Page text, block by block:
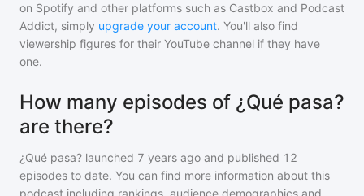
on Spotify and other platforms such as Castbox and Podcast
Addict, simply upgrade your account. You'll also find
viewership figures for their YouTube channel if they have
one.
How many episodes of ¿Qué pasa?
are there?
¿Qué pasa? launched 7 years ago and published 12
episodes to date. You can find more information about this
podcast including rankings, audience demographics and